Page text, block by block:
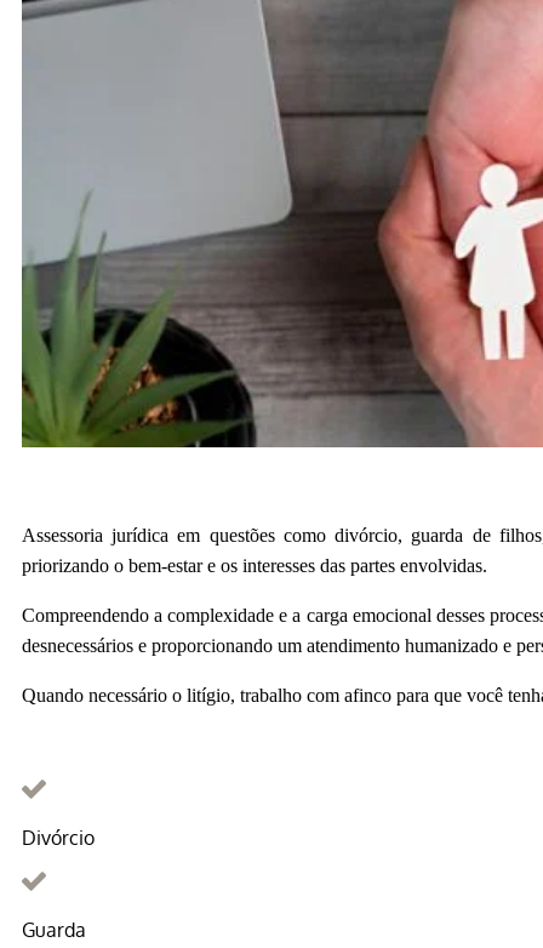
Assessoria jurídica em questões como divórcio, guarda de
priorizando o bem-estar e os interesses das partes envolvidas.
Compreendendo a complexidade e a carga emocional desses
desnecessários e proporcionando um atendimento humanizado e
Quando necessário o litígio, trabalho com afinco para que você
Divórcio
Guarda